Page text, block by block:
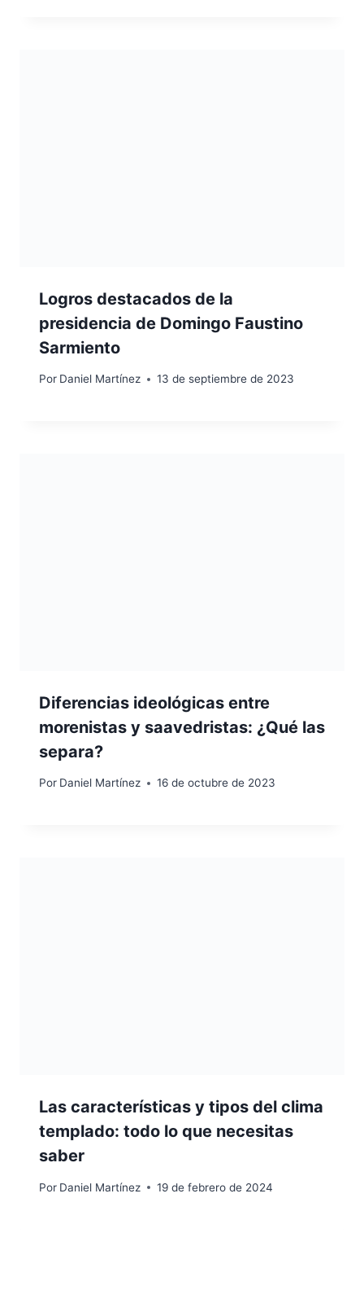
Logros destacados de la
presidencia de Domingo Faustino
Sarmiento
Por Daniel Martínez 13 de septiembre de 2023
Diferencias ideológicas entre
morenistas y saavedristas: ¿Qué las
separa?
Por Daniel Martínez 16 de octubre de 2023
Las características y tipos del clima
templado: todo lo que necesitas
saber
Por Daniel Martínez 19 de febrero de 2024